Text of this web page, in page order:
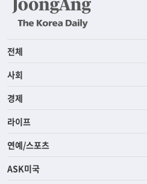
전체
사회
경제
라이프
연예/스포츠
ASK미국